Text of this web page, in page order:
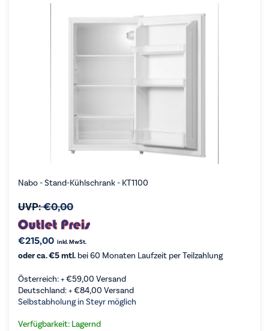
Nabo - Stand-Kühlschrank - KT1100
UVP:€0,00
€215,00 inkl. MwSt.
oder ca. €5 mtl. bei 60 Monaten Laufzeit per Teilzahlung
Österreich: +€59,00 Versand
Deutschland: +€84,00 Versand
Selbstabholung in Steyr möglich
Verfügbarkeit: Lagernd